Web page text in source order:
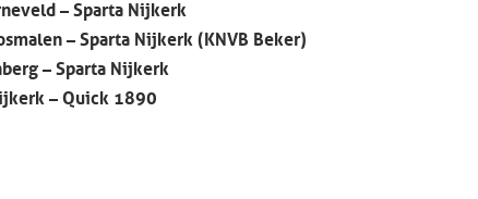
– Sparta Nijkerk
– Sparta Nijkerk (KNVB Beker)
– Sparta Nijkerk
– Quick 1890